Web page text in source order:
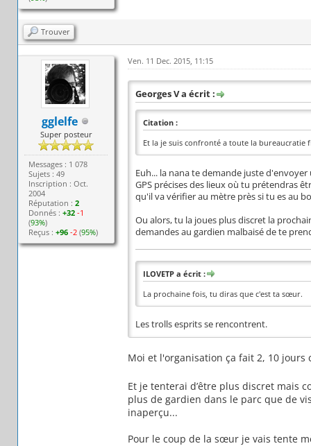
Trouver
gglelfe
Super posteur
Messages : 1 078
Sujets : 49
Inscription : Oct.
2004
Réputation :2
Donnés :+32 -1
(93%)
Reçus :+96 -2 (95%)
Ven. 11 Dec. 2015, 11:15
Georges V a écrit :
Citation :
Et la je suis confronté a toute la bureaucratie
Euh... la nana te demande juste
GPS précises des lieux où tu prétendras
qu'il va vérifier au mètre près si tu es au
Ou alors, tu la joues plus discret la
demandes au gardien malbaisé de te
ILOVETP a écrit :
La prochaine fois, tu diras que c'est ta sœur.
Les trolls esprits se rencontrent.
Moi et l'organisation ça fait 2, 10 jours
Et je tenterai d’être plus discret mais
plus de gardien dans le parc que de
inaperçu...
Pour le coup de la sœur je vais tente